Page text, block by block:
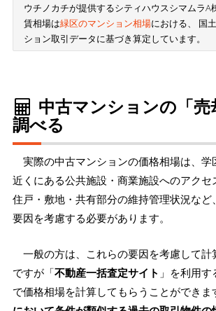
ウチノカチが提供するシティハウスシマムラA
賃相場は緑区のマンション相場における、 国
ション取引データに基づき算定しています。
中古マンションの「売
調べる
実際の中古マンションの価格相場は、学
近くにある公共施設・商業施設へのアクセ
住戸・敷地・共有部分の維持管理状況など
要因を考慮する必要があります。
一般の方は、これらの要因を考慮して計
ですが「不動産一括査定サイト 」を利用
で価格相場を計算してもらうことができま